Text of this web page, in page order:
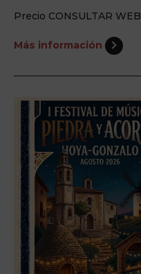
Precio CONSULTAR WEB
Más información